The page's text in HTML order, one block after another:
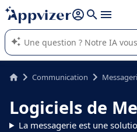
répondre (plusieurs lignes avec
L'IA de Appvizer vous guide dans
logiciel SaaS en entreprise.
Communication
Logiciels de
La messagerie est une